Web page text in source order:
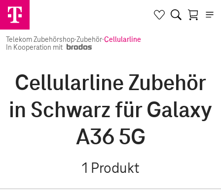
Telekom Zubehörshop·Zubehör·Cellularline
In Kooperation mit
Cellularline Zubehör
in Schwarz für Galaxy
A36 5G
1 Produkt